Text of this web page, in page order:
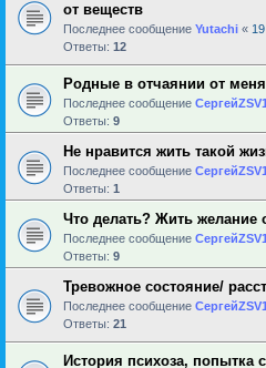
от веществ
Последнее сообщение Yutachi «
Ответы: 12
Родные в отчаянии от меня
Последнее сообщение
Ответы: 9
Не нравится жить такой
Последнее сообщение
Ответы: 1
Что делать? Жить желание
Последнее сообщение
Ответы: 9
Тревожное состояние/
Последнее сообщение
Ответы: 21
История психоза, попытка